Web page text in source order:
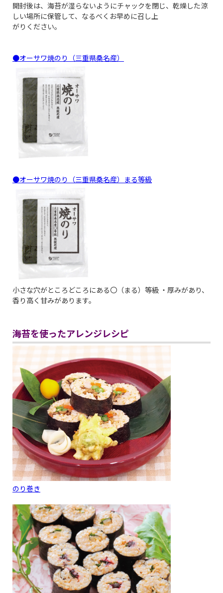
開封後は、海苔が湿らないようにチャックを閉じ、乾燥した涼
しい場所に保管して、なるべくお早めに召し上
がりください。
●オーサワ焼のり（三重県桑名産）
●オーサワ焼のり（三重県桑名産）まる等級
小さな穴がところどころにある〇（まる）等級 ・厚みがあり、
香り高く甘みがあります。
海苔を使ったアレンジレシピ
のり巻き